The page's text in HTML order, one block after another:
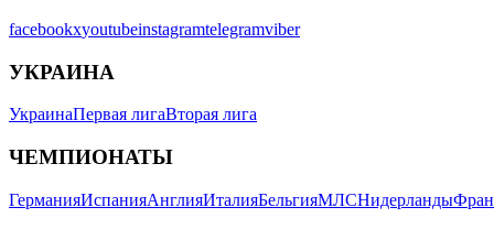
facebookxyoutubeinstagramtelegramviber
УКРАИНА
УкраинаПервая лигаВторая лига
ЧЕМПИОНАТЫ
ГерманияИспанияАнглияИталияБельгияМЛСНидерланды